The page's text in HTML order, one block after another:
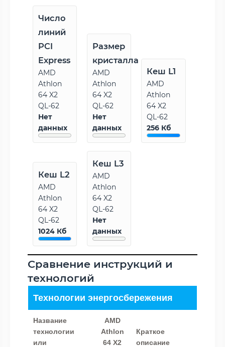
Число
линий
PCI
Express
AMD
Athlon
64 X2
QL-62
Нет
данных
Размер
кристалла
AMD
Athlon
64 X2
QL-62
Нет
данных
Кеш L1
AMD
Athlon
64 X2
QL-62
256 Кб
Кеш L2
AMD
Athlon
64 X2
QL-62
1024 Кб
Кеш L3
AMD
Athlon
64 X2
QL-62
Нет
данных
Сравнение инструкций и
технологий
Технологии энергосбережения
Название
технологии
или
AMD
Athlon
64 X2
Краткое
описание